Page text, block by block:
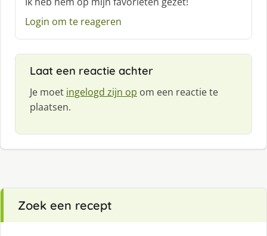
e
e
:
Login om te reageren
Laat een reactie achter
Je moet ingelogd zijn op om een reactie te
plaatsen.
Zoek een recept